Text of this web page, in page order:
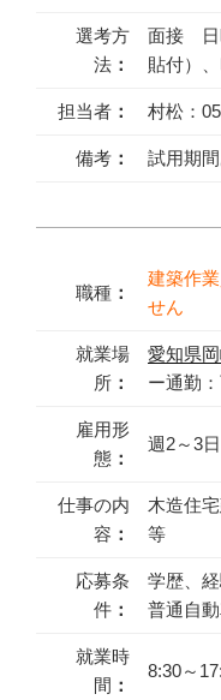
選考方
法：
面接 日
貼付）
担当者： 村松：
備考： 試用期
職種：
建築作
せん
就業場
所：
愛知県
ー通勤
雇用形
態：
週2～3
仕事の内
容 ：
木造住
等
応募条
件：
学歴、
普通自
就業時
間 ：
8:30～